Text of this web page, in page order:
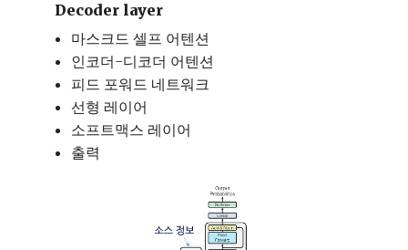
Decoder layer
마스크드 셀프 어텐션
인코더-디코더 어텐션
피드 포워드 네트워크
선형 레이어
소프트맥스 레이어
출력